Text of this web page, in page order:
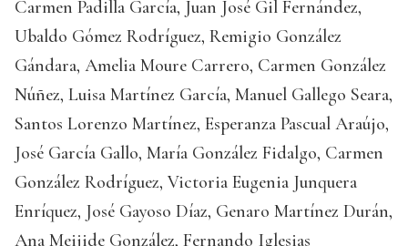
Carmen Padilla García, Juan José Gil Fernández,
Ubaldo Gómez Rodríguez, Remigio González
Gándara, Amelia Moure Carrero, Carmen González
Núñez, Luisa Martínez García, Manuel Gallego Seara,
Santos Lorenzo Martínez, Esperanza Pascual Araújo,
José García Gallo, María González Fidalgo, Carmen
González Rodríguez, Victoria Eugenia Junquera
Enríquez, José Gayoso Díaz, Genaro Martínez Durán,
Ana Meijide González, Fernando Iglesias